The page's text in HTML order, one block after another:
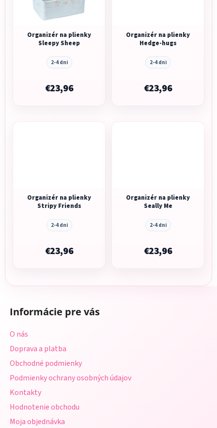
Organizér na plienky
Sleepy Sheep
2-4 dni
€23,96
Organizér na plienky
Hedge-hugs
2-4 dni
€23,96
Organizér na plienky
Stripy Friends
2-4 dni
€23,96
Organizér na plienky
Seally Me
2-4 dni
€23,96
Informácie pre vás
O nás
Doprava a platba
Obchodné podmienky
Podmienky ochrany osobných údajov
Kontakty
Hodnotenie obchodu
Moja objednávka